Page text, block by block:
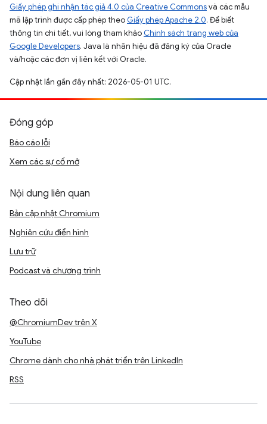
Giấy phép ghi nhận tác giả 4.0 của Creative Commonsvà các mẫu
mã lập trình được cấp phép theo Giấy phép Apache 2.0. Để biết
thông tin chi tiết, vui lòng tham khảo Chính sách trang web của
Google Developers. Java là nhãn hiệu đã đăng ký của Oracle
và/hoặc các đơn vị liên kết với Oracle.
Cập nhật lần gần đây nhất: 2026-05-01 UTC.
Đóng góp
Báo cáo lỗi
Xem các sự cố mở
Nội dung liên quan
Bản cập nhật Chromium
Nghiên cứu điển hình
Lưu trữ
Podcast và chương trình
Theo dõi
@ChromiumDev trên X
YouTube
Chrome dành cho nhà phát triển trên LinkedIn
RSS